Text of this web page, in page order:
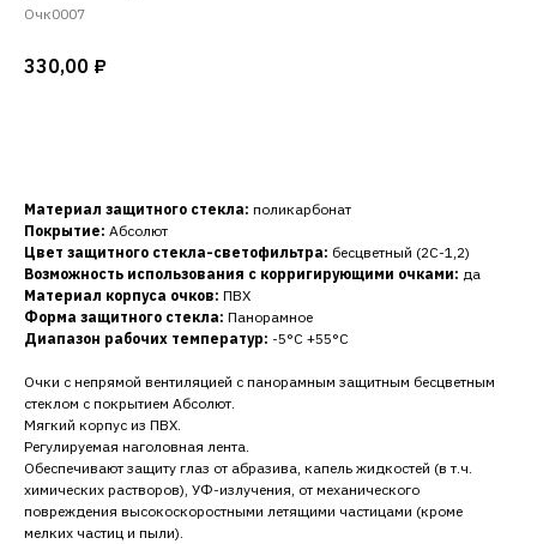
Очк0007
330,00 ₽
Материал защитного стекла: поликарбонат
Покрытие: Абсолют
Цвет защитного стекла-светофильтра: бесцветный (2С-1,2)
Возможность использования с корригирующими очками: да
Материал корпуса очков: ПВХ
Форма защитного стекла: Панорамное
Диапазон рабочих температур: -5°C +55°C
Очки с непрямой вентиляцией с панорамным защитным бесцветным
стеклом с покрытием Абсолют.
Мягкий корпус из ПВХ.
Регулируемая наголовная лента.
Обеспечивают защиту глаз от абразива, капель жидкостей (в т.ч.
химических растворов), УФ-излучения, от механического
повреждения высокоскоростными летящими частицами (кроме
мелких частиц и пыли).